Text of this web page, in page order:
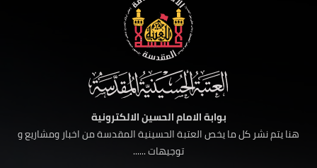
بوابة الامام الحسين الالكترونية
هنا يتم نشر كل ما يخص العتبة الحسينية المقدسة من اخبار ومشاريع و
توجيهات ......